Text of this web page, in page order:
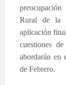
Rural de la
aplicación
cuestiones
abordarán en
de Febrero.